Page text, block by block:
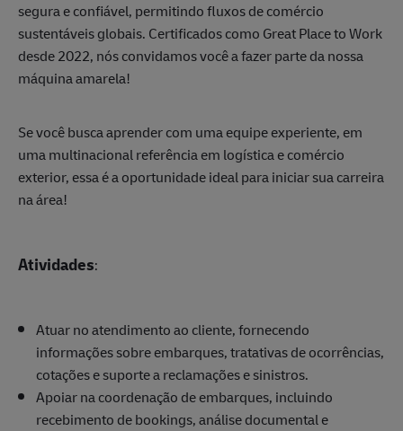
segura e confiável, permitindo fluxos de comércio
sustentáveis globais. Certificados como Great Place to Work
desde 2022, nós convidamos você a fazer parte da nossa
máquina amarela!
Se você busca aprender com uma equipe experiente, em
uma multinacional referência em logística e comércio
exterior, essa é a oportunidade ideal para iniciar sua carreira
na área!
Atividades:
Atuar no atendimento ao cliente, fornecendo
informações sobre embarques, tratativas de ocorrências,
cotações e suporte a reclamações e sinistros.
Apoiar na coordenação de embarques, incluindo
recebimento de bookings, análise documental e